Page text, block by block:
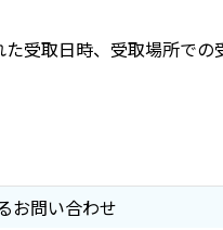
受取日時、受取場所で
お問い合わせ